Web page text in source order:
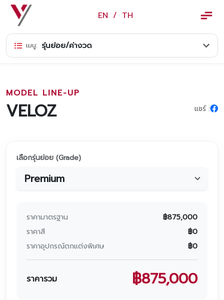
EN / TH ×
ข้อมูลวรจักร์ยนต์
ปฏิทินกิจกรรมและวันหยุด
ข่าว
รุ่นรถ
ศูนย์บริการและอะไหล่
โปรโมชั่น
โปรโมชั่น
โปรโมชั่นบริการหลังการขาย
เมนู: รุ่นย่อย/ค่างวด
MODEL LINE-UP
VELOZ แชร์ :
เลือกรุ่นย่อย (Grade)
ราคามาตรฐาน ฿875,000
ราคาสี
฿0
ราคาอุปกรณ์ตกแต่งพิเศษ
฿0
ราคารวม ฿875,000